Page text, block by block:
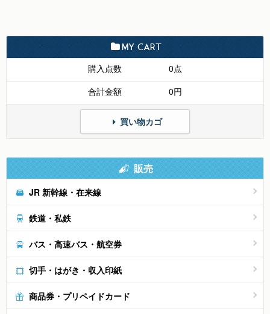
MY CART
購入点数
0点
合計金額
0円
買い物カゴ
販売
JR 新幹線・在来線
鉄道・私鉄
バス・高速バス・航空券
切手・はがき・収入印紙
商品券・プリペイドカード